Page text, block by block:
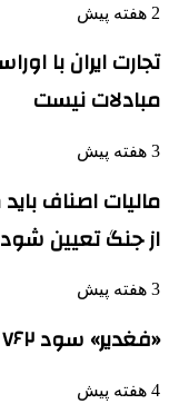
2 هفته پیش
تجارت ایران با
مبادلات نیست
3 هفته پیش
مالیات اصناف
از جنگ تعیین شود
3 هفته پیش
«فغدیر» سود ۷۶۲ ریالی تقسیم کرد
4 هفته پیش